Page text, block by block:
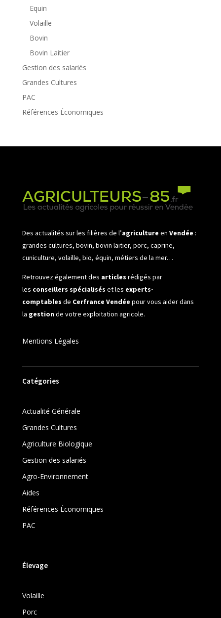
Equin
Volaille
Bovin
Bovin Laitier
Gestion des salariés
Grandes Cultures
PAC
Références Économiques
Des actualités sur les filières de l’agriculture en Vendée :
grandes cultures, bovin, bovin laitier, porc, caprine,
cuniculture, volaille, bio, équin, métiers de la mer…
Retrouvez également des articles rédigés par
les conseillers spécialisés et les experts-
comptables de Cerfrance Vendée pour vous aider dans
la gestionde votre exploitation agricole.
Mentions Légales
Catégories
Actualité Générale
Grandes Cultures
Agriculture Biologique
Gestion des salariés
Agro-Environnement
Aides
Références Économiques
PAC
Élevage
Volaille
Porc